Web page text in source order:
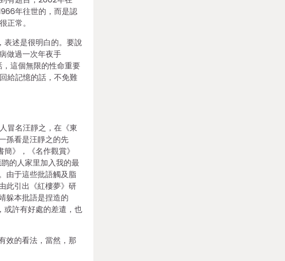
年往世的，而是認
常。
表述是很明白的。要說
做過一次年夜手
這個無限的性命重要
給記憶的話，不免難
冒名汪靜之，在《東
孫看是汪靜之的先
》，《名作觀賞》
的人家里加入我的最
由于這些批語觸及脂
此引出《紅樓夢》研
躲本批語是捏造的
或許有好處的差遣，也
效的看法，當然，那